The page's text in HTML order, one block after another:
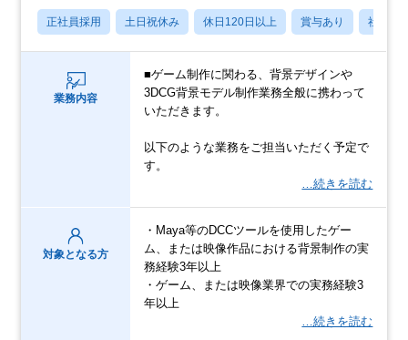
正社員採用 土日祝休み 休日120日以上 賞与あり 社宅・
業務内容
■ゲーム制作に関わる、背景デザインや
3DCG背景モデル制作業務全般に携わって
いただきます。
以下のような業務をご担当いただく予定で
す。
…続きを読む
対象となる方
・Maya等のDCCツールを使用したゲー
ム、または映像作品における背景制作の実
務経験3年以上
・ゲーム、または映像業界での実務経験3
年以上
…続きを読む